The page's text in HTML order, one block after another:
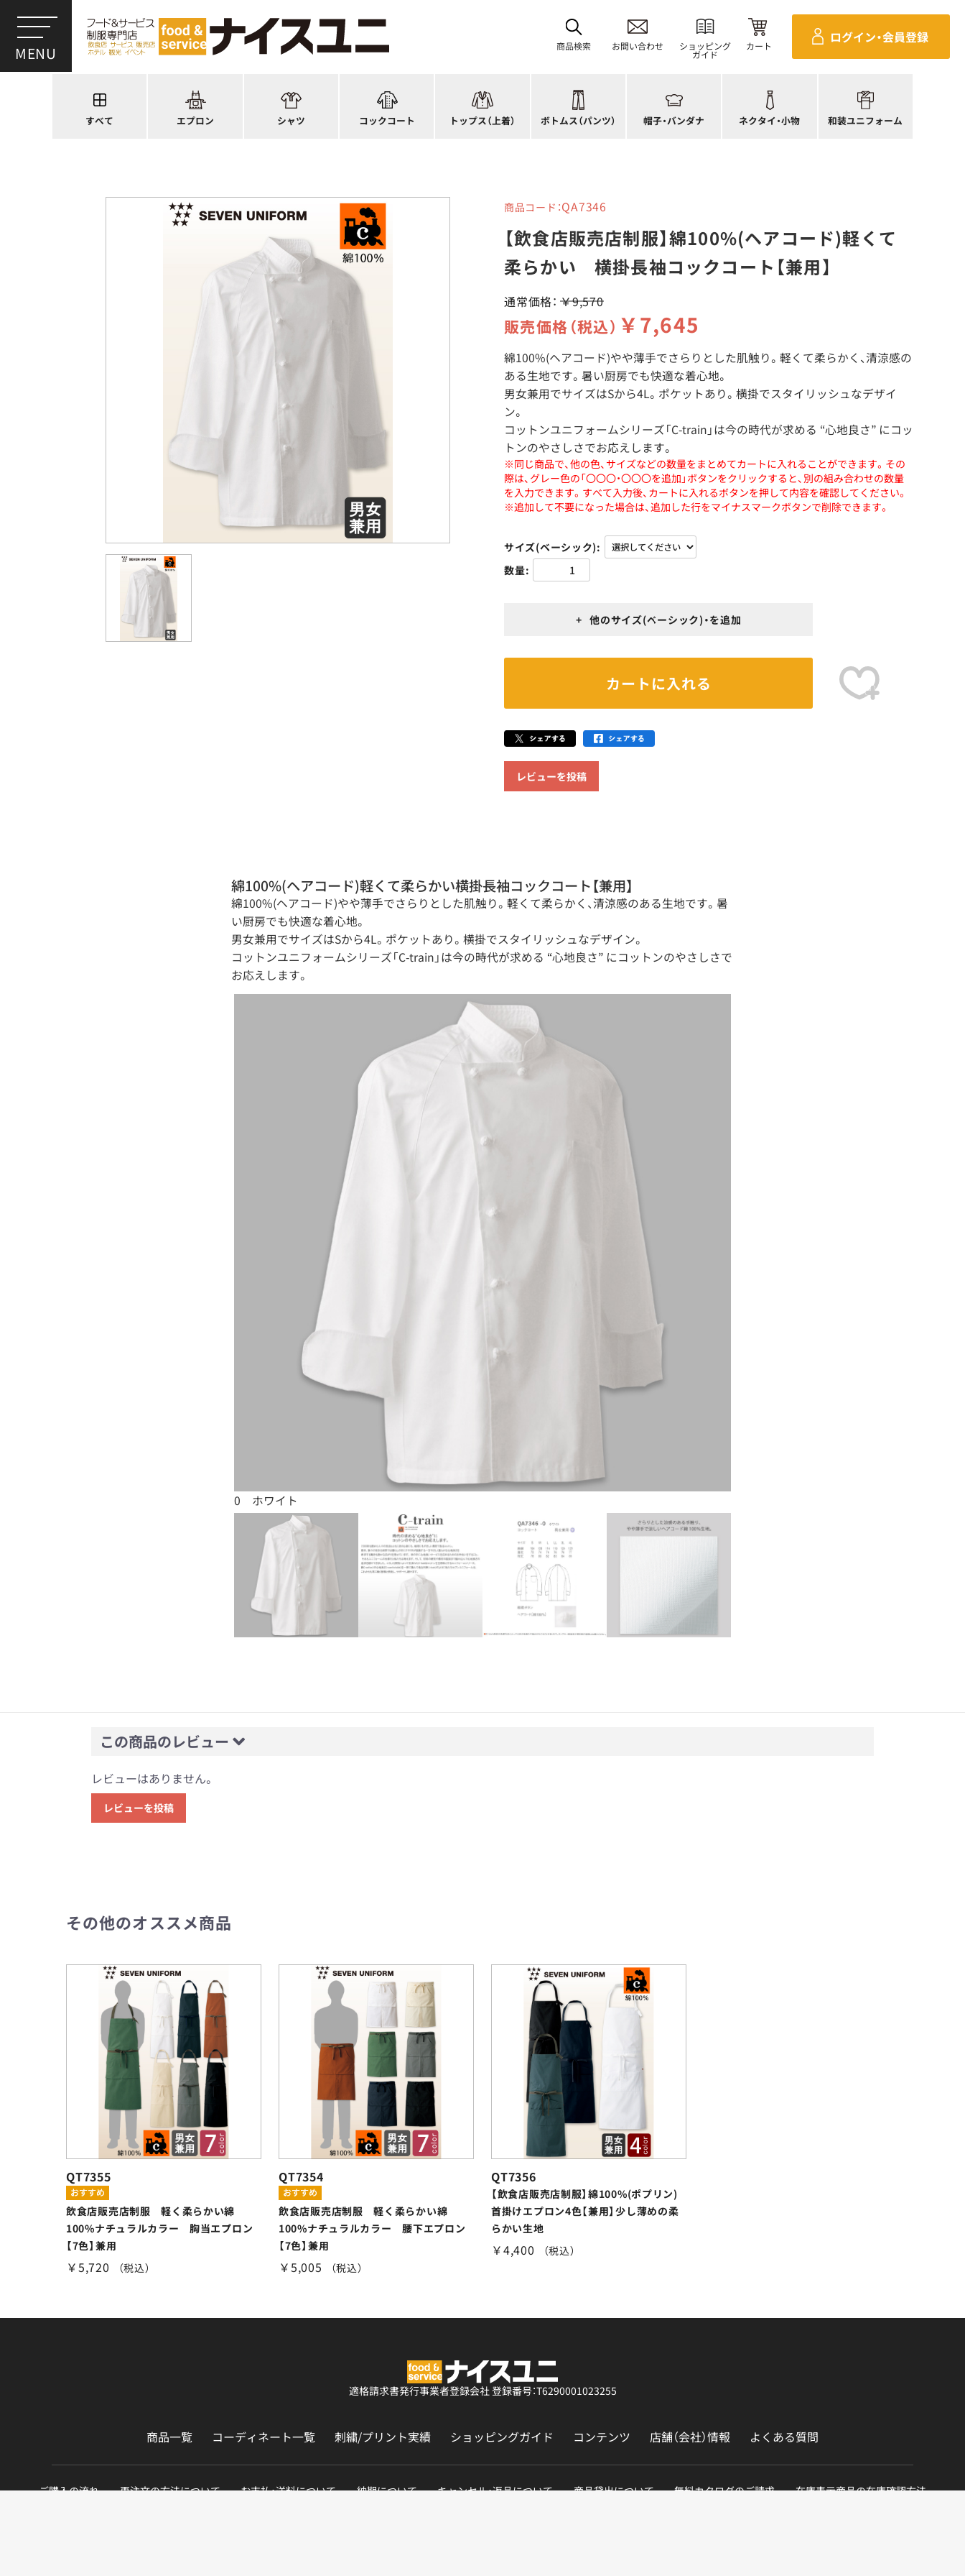
商品検索 お問い合わせ ショッピング
ガイド
カート
ログイン・会員登録
すべて エプロン
ワンショルダー
前後合わせ
ラップエプロン
シャツ
ウイングカラー
オープンカラー
ポロシャツ
和風シャツ(Asian)
コックコート
レディース
ジップ・ファスナータイプ
ファッション
キッズ
トップス（上着）
カットソー
ジャンバー
ボトムス（パンツ）
和風パンツ・スカート
キュロット
厨房シューズ
フロアシューズ
帽子・バンダナ
バンダナ
和帽子
衛生帽子
ヘアネット
ネクタイ・小物
四角巾
ポーチ・バッグ
リボン・スカーフ
クロスタイ
和装ユニフォーム
セパレボトムス(パンツ、スカート)
帯
きもの
商品コード：QA7346
【飲食店販売店制服】綿100%(ヘアコード)軽くて
柔らかい 横掛長袖コックコート【兼用】
通常価格： ￥9,570
販売価格（税込） ￥7,645
綿100%(ヘアコード)やや薄手でさらりとした肌触り。軽くて柔らかく、清涼感の
ある生地です。暑い厨房でも快適な着心地。
男女兼用でサイズはSから4L。ポケットあり。横掛でスタイリッシュなデザイ
ン。
コットンユニフォームシリーズ「C-train」は今の時代が求める “心地良さ” にコッ
トンのやさしさでお応えします。
※同じ商品で、他の色、サイズなどの数量をまとめてカートに入れることができます。その
際は、グレー色の「〇〇〇・〇〇〇を追加」ボタンをクリックすると、別の組み合わせの数量
を入力できます。すべて入力後、カートに入れるボタンを押して内容を確認してください。
※追加して不要になった場合は、追加した行をマイナスマークボタンで削除できます。
サイズ(ベーシック)
数量
+ 他のサイズ(ベーシック)・を追加
カートに入れる
レビューを投稿
綿100%(ヘアコード)軽くて柔らかい横掛長袖コックコート【兼用】
綿100%(ヘアコード)やや薄手でさらりとした肌触り。軽くて柔らかく、清涼感のある生地です。暑
い厨房でも快適な着心地。
男女兼用でサイズはSから4L。ポケットあり。横掛でスタイリッシュなデザイン。
コットンユニフォームシリーズ「C-train」は今の時代が求める “心地良さ” にコットンのやさしさで
お応えします。
0 ホワイト
この商品のレビュー
レビューはありません。
レビューを投稿
その他のオススメ商品
QT7355
飲食店販売店制服 軽く柔らかい綿
100%ナチュラルカラー 胸当エプロン
【7色】兼用
￥5,720 （税込）
QT7354
飲食店販売店制服 軽く柔らかい綿
100%ナチュラルカラー 腰下エプロン
【7色】兼用
￥5,005 （税込）
QT7356
【飲食店販売店制服】綿100%(ポプリン)
首掛けエプロン4色【兼用】少し薄めの柔
らかい生地
￥4,400 （税込）
適格請求書発行事業者登録会社登録番号：T6290001023255
商品一覧 コーディネート一覧 刺繍/プリント実績 ショッピングガイド コンテンツ 店舗（会社）情報 よくある質問
ご購入の流れ 再注文の方法について お支払・送料について 納期について キャンセル・返品について 商品貸出について 無料カタログのご請求 在庫表示商品の在庫確認方法